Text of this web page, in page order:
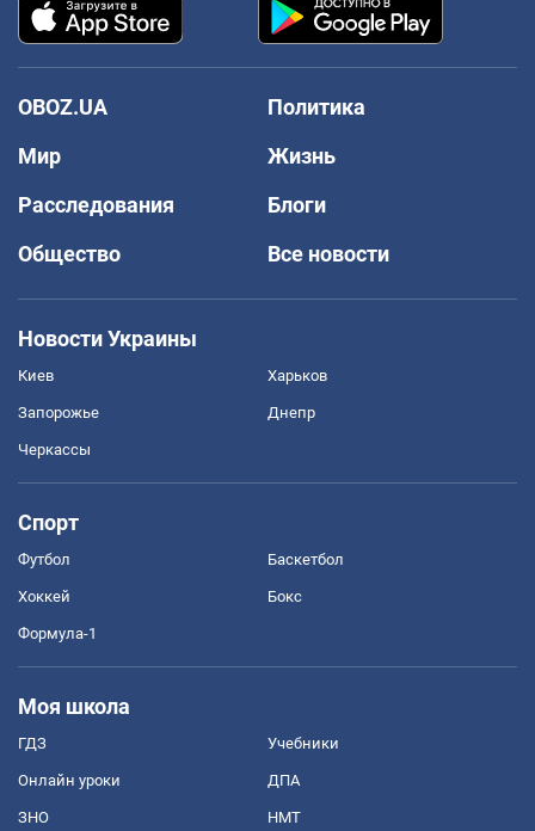
OBOZ.UA
Политика
Мир
Жизнь
Расследования
Блоги
Общество
Все новости
Новости Украины
Киев Харьков
Запорожье Днепр
Черкассы
Спорт
Футбол Баскетбол
Хоккей Бокс
Формула-1
Моя школа
ГДЗ Учебники
Онлайн уроки ДПА
ЗНО НМТ